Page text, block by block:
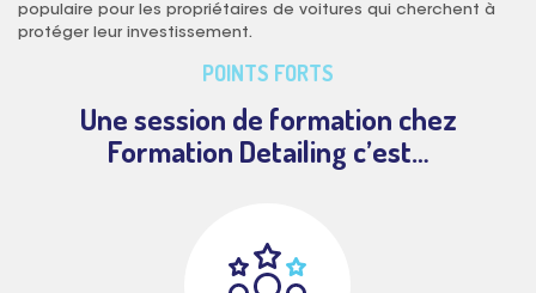
populaire pour les propriétaires de voitures qui cherchent à
protéger leur investissement.
POINTS FORTS
Une session de formation chez
Formation Detailing c’est…